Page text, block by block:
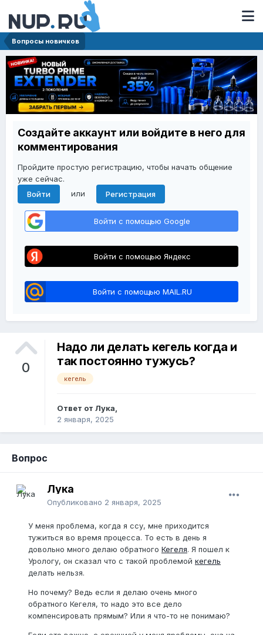
Вопросы новичков
Создайте аккаунт или войдите в него для
комментирования
Пройдите простую регистрацию, чтобы начать общение
уже сейчас.
Войти
или Регистрация
Войти с помощью Google
Войти с помощью Яндекс
Войти с помощью MAIL.RU
0
Надо ли делать кегель когда и
так постоянно тужусь?
кегель
Ответ от Лука,
2 января, 2025
Вопрос
Лука
Опубликовано 2 января, 2025
У меня проблема, когда я ссу, мне приходится
тужиться во время процесса. То есть в день я
довольно много делаю обратного Кегеля. Я пошел к
Урологу, он сказал что с такой проблемой кегель
делать нельзя.
Но почему? Ведь если я делаю очень много
обратного Кегеля, то надо это все дело
компенсировать прямым? Или я что-то не понимаю?